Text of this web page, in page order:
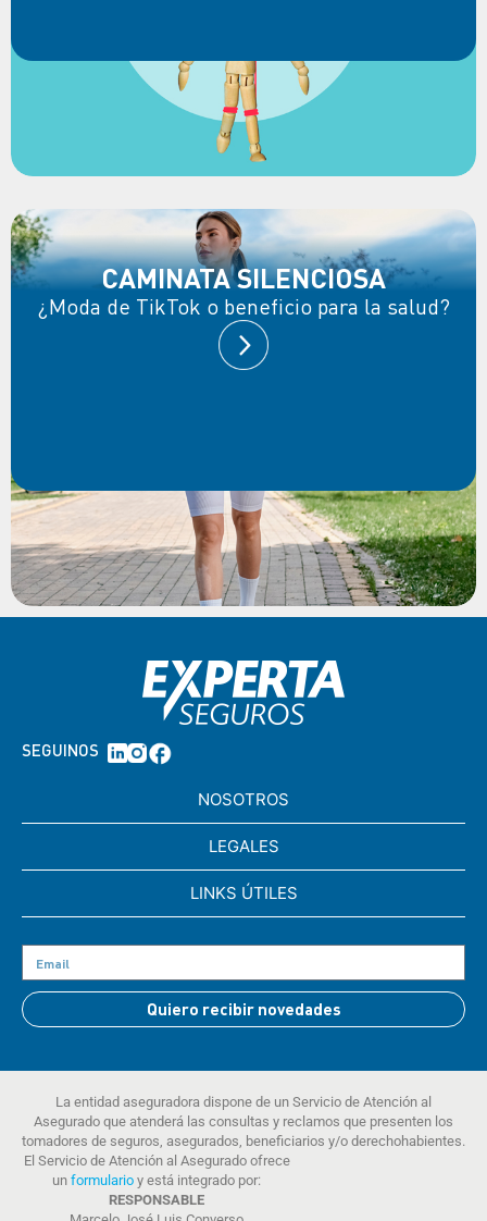
CAMINATA SILENCIOSA
¿Moda de TikTok o beneficio para la salud?
SEGUINOS
NOSOTROS
LEGALES
LINKS ÚTILES
Quiero recibir novedades
La entidad aseguradora dispone de un Servicio de Atención al
Asegurado que atenderá las consultas y reclamos que presenten los
tomadores de seguros, asegurados, beneficiarios y/o derechohabientes.
El Servicio de Atención al Asegurado ofrece
un formulario y está integrado por:
RESPONSABLE